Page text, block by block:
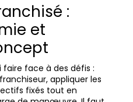
:
et
faire face à des défis :
appliquer les
fixés tout en